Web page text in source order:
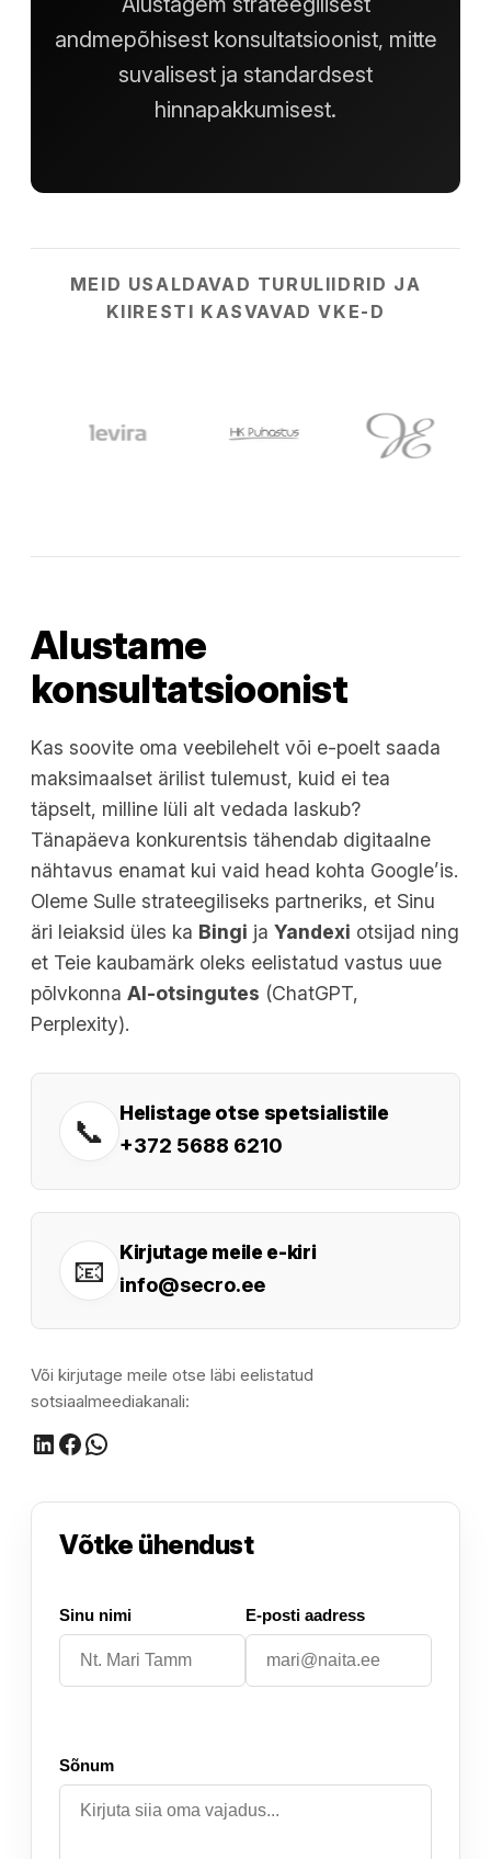
andmepõhisest konsultatsioonist, mitte
suvalisest ja standardsest
hinnapakkumisest.
MEID USALDAVAD TURULIIDRID JA
KIIRESTI KASVAVAD VKE-D
Alustame
konsultatsioonist
Kas soovite oma veebilehelt või e-poelt saada
maksimaalset ärilist tulemust, kuid ei tea
täpselt, milline lüli alt vedada laskub?
Tänapäeva konkurentsis tähendab digitaalne
nähtavus enamat kui vaid head kohta Google’is.
Oleme Sulle strateegiliseks partneriks, et Sinu
äri leiaksid üles ka Bingi ja Yandexi otsijad ning
et Teie kaubamärk oleks eelistatud vastus uue
põlvkonna AI-otsingutes (ChatGPT,
Perplexity).
📞 Helistage otse spetsialistile
+372 5688 6210
📧 Kirjutage meile e-kiri
info@secro.ee
Või kirjutage meile otse läbi eelistatud
sotsiaalmeediakanali:
Võtke ühendust
Sinu nimi E-posti aadress
Sõnum